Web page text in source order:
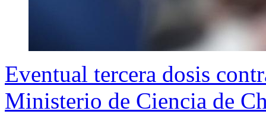
Eventual tercera dosis
Ministerio de Ciencia de